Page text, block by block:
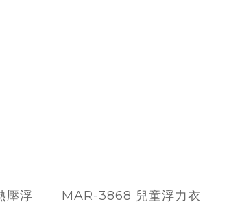
壓浮
MAR-3868 兒童浮力衣